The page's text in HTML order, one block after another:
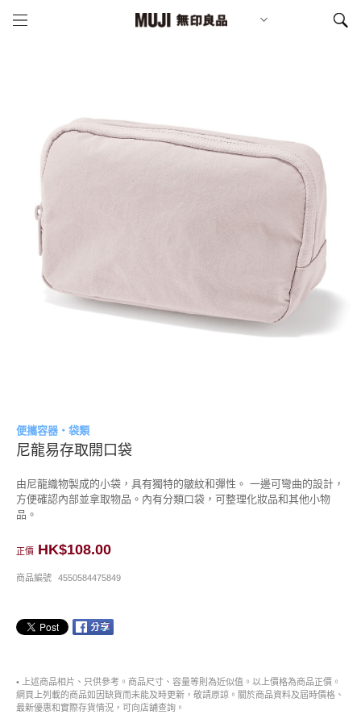
便攜容器・袋類
尼龍易存取開口袋
由尼龍織物製成的小袋，具有獨特的皺紋和彈性。 一邊可彎曲的設計，
方便確認內部並拿取物品。內有分類口袋，可整理化妝品和其他小物
品。
正價 HK$108.00
商品編號 4550584475849
• 上述商品相片、只供參考。商品尺寸、容量等則為近似值。以上價格為商品正價。
網頁上列載的商品如因缺貨而未能及時更新，敬請原諒。關於商品資料及屆時價格、
最新優惠和實際存貨情況，可向店舖查詢。